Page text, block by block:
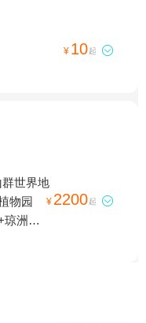
¥ 10起 
群世界地
物园
琼洲文
世界
¥ 2200起 